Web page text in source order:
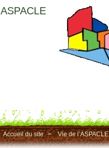
ASPACLE
Accueil du site > Vie de l’ASPACLE